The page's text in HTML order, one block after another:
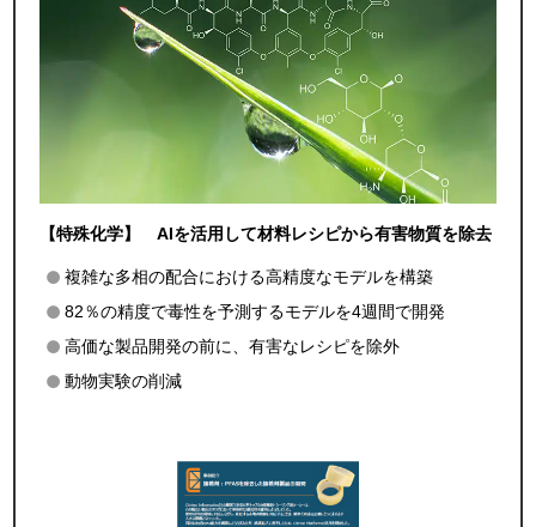
【特殊化学】 AIを活用して材料レシピから有害物質を除去
複雑な多相の配合における高精度なモデルを構築
82％の精度で毒性を予測するモデルを4週間で開発
高価な製品開発の前に、有害なレシピを除外
動物実験の削減